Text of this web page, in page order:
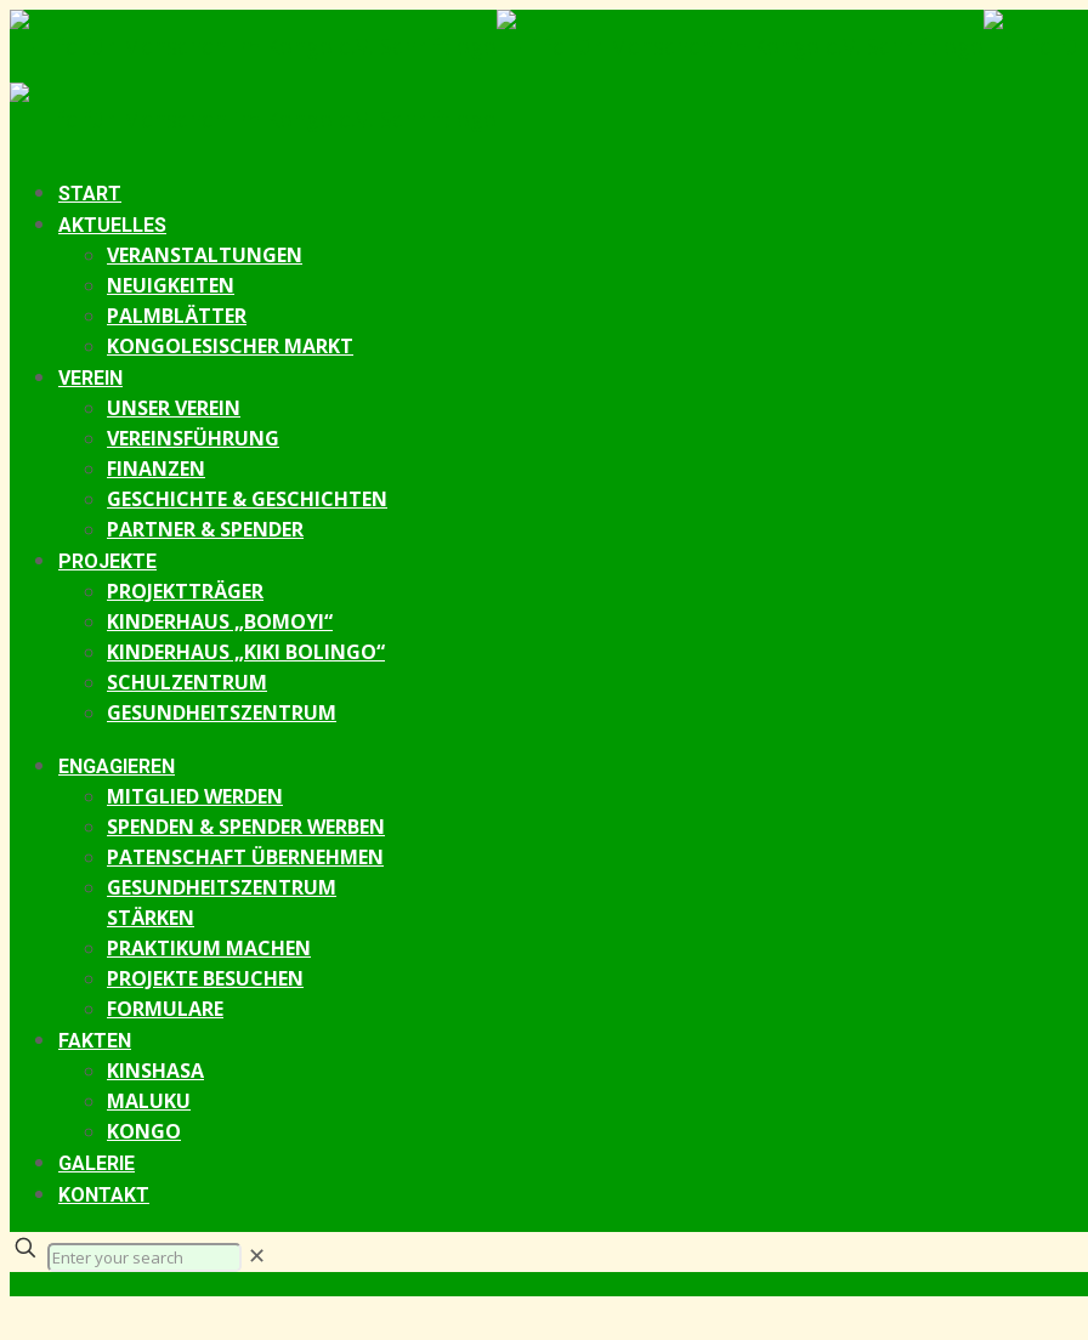
START
AKTUELLES
VERANSTALTUNGEN
NEUIGKEITEN
PALMBLÄTTER
KONGOLESISCHER MARKT
VEREIN
UNSER VEREIN
VEREINSFÜHRUNG
FINANZEN
GESCHICHTE & GESCHICHTEN
PARTNER & SPENDER
PROJEKTE
PROJEKTTRÄGER
KINDERHAUS „BOMOYI“
KINDERHAUS „KIKI BOLINGO“
SCHULZENTRUM
GESUNDHEITSZENTRUM
ENGAGIEREN
MITGLIED WERDEN
SPENDEN & SPENDER WERBEN
PATENSCHAFT ÜBERNEHMEN
GESUNDHEITSZENTRUM
STÄRKEN
PRAKTIKUM MACHEN
PROJEKTE BESUCHEN
FORMULARE
FAKTEN
KINSHASA
MALUKU
KONGO
GALERIE
KONTAKT
✕